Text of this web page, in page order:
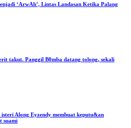
‘ArwAh’, Lintas Landasan Ketika Palang
takut. Panggil B0mba datang tolong, sekali
isteri Along Eyzendy membuat keputu&an
suami